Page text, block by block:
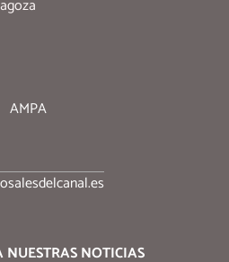
AMPA
NUESTRAS NOTICIAS